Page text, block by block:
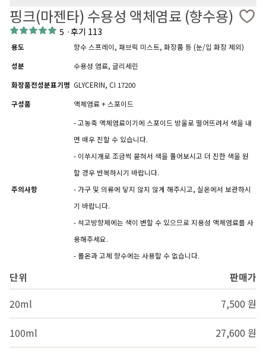
핑크(마젠타) 수용성 액체염료 (향수용)
5 ·후기 113
용도
향수 스프레이, 패브릭 미스트, 화장품 등 (눈/입 화장 제외)
성분
수용성 염료, 글리세린
화장품전성분표기명 GLYCERIN, CI 17200
구성품
액체염료 + 스포이드
주의사항
- 고농축 액체염료이기에 스포이드 방울로 떨어뜨려서 색을 내
면 매우 진할 수 있습니다.
- 이쑤시개로 조금씩 묻혀서 색을 풀어보시고 더 진한 색을 원
할 경우 반복하시기 바랍니다.
- 가구 및 의류에 닿지 않지 않게 해주시고, 실온에서 보관하시
기 바랍니다.
- 석고방향제에는 색이 변할 수 있으므로 지용성 액체염료를 사
용해주세요.
- 롤온과 고체 향수에는 사용할 수 없습니다.
단위
판매가
20ml
7,500 원
100ml 27,600 원